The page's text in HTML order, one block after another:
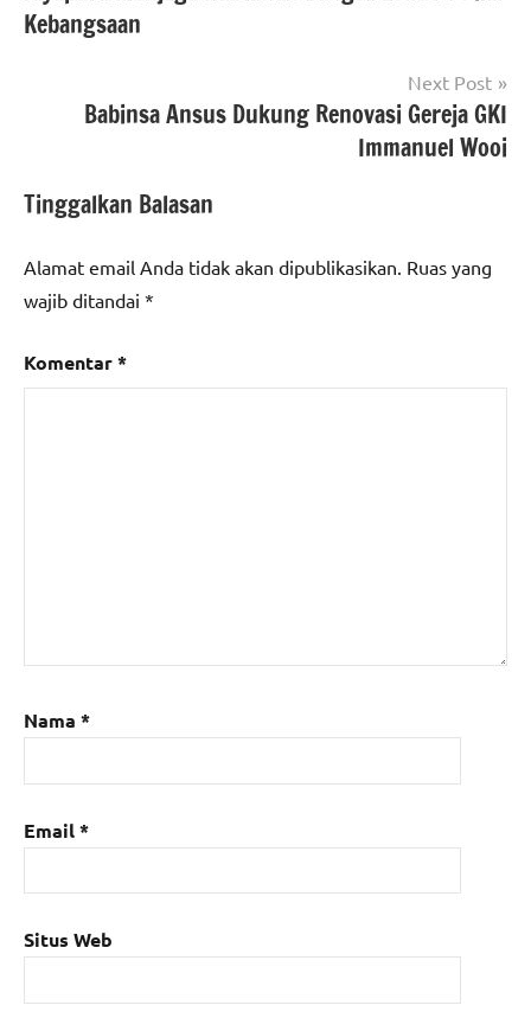
Kebangsaan
Next Post
Babinsa Ansus Dukung Renovasi Gereja GKI
Immanuel Wooi
Tinggalkan Balasan
Alamat email Anda tidak akan dipublikasikan. Ruas yang
wajib ditandai *
Komentar*
Nama *
Email*
Situs Web